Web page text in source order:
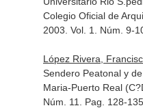
Colegio Oficial de
2003. Vol. 1. Núm. 9-
López Rivera,
Sendero Peatonal y
Maria-Puerto Real
Núm. 11. Pag. 128-135